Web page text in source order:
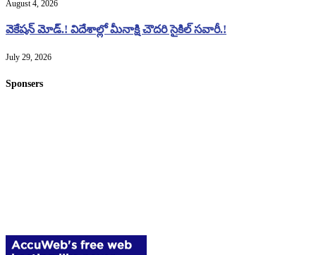
August 4, 2026
వెకేషన్ మోడ్.! విదేశాల్లో మీనాక్షి చౌదరి సైకిల్ సవారీ.!
July 29, 2026
Sponsers